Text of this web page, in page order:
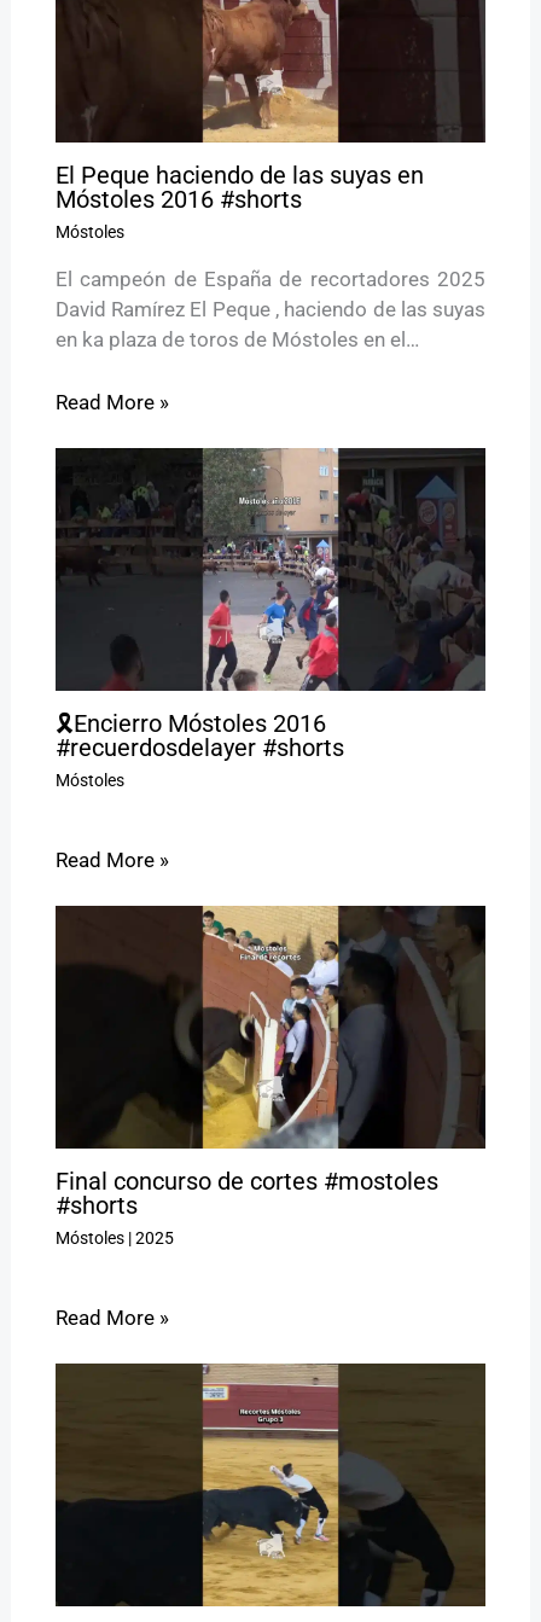
El Peque haciendo de las suyas en
Móstoles 2016 #shorts
Móstoles
El campeón de España de recortadores 2025
David Ramírez El Peque , haciendo de las suyas
en ka plaza de toros de Móstoles en el…
Read More »
🎗️Encierro Móstoles 2016
#recuerdosdelayer #shorts
Móstoles
Read More »
Final concurso de cortes #mostoles
#shorts
Móstoles|2025
Read More »